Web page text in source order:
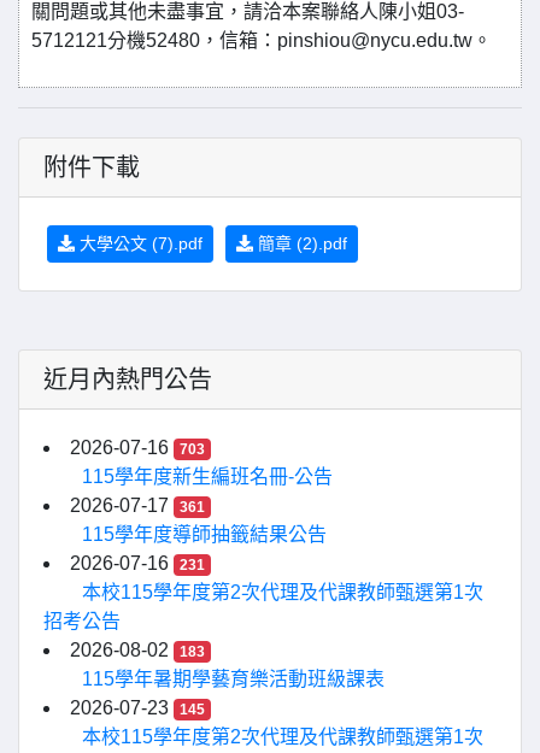
關問題或其他未盡事宜，請洽本案聯絡人陳小姐03-
5712121分機52480，信箱：pinshiou@nycu.edu.tw。
附件下載
大學公文 (7).pdf 簡章 (2).pdf
近月內熱門公告
2026-07-16 703
115學年度新生編班名冊-公告
2026-07-17
361
115學年度導師抽籤結果公告
2026-07-16
231
本校115學年度第2次代理及代課教師甄選第1次
招考公告
2026-08-02
183
115學年暑期學藝育樂活動班級課表
2026-07-23
145
本校115學年度第2次代理及代課教師甄選第1次